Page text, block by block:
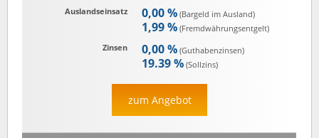
Auslandseinsatz
0,00 % (Bargeld im Ausland)
1,99 % (Fremd­währungs­entgelt)
Zinsen
0,00 % (Guthaben­zinsen)
19.39 % (Sollzins)
zum Angebot